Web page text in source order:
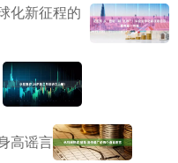
化新征程的
高谣言